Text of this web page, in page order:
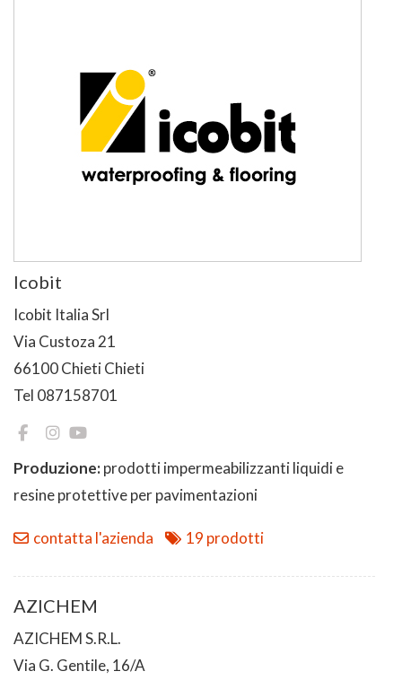
Icobit
Icobit Italia Srl
Via Custoza 21
66100 Chieti Chieti
Tel 087158701
Produzione:prodotti impermeabilizzanti liquidi e
resine protettive per pavimentazioni
contatta l'azienda 19 prodotti
AZICHEM
AZICHEM S.R.L.
Via G. Gentile, 16/A